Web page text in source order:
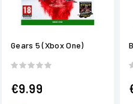
Gears 5 (Xbox One)
€9.99